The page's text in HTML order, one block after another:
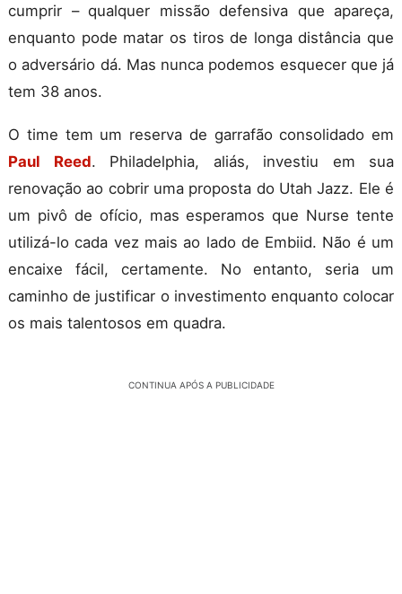
cumprir – qualquer missão defensiva que apareça,
enquanto pode matar os tiros de longa distância que
o adversário dá. Mas nunca podemos esquecer que já
tem 38 anos.
O time tem um reserva de garrafão consolidado em
Paul Reed. Philadelphia, aliás, investiu em sua
renovação ao cobrir uma proposta do Utah Jazz. Ele é
um pivô de ofício, mas esperamos que Nurse tente
utilizá-lo cada vez mais ao lado de Embiid. Não é um
encaixe fácil, certamente. No entanto, seria um
caminho de justificar o investimento enquanto colocar
os mais talentosos em quadra.
CONTINUA APÓS A PUBLICIDADE